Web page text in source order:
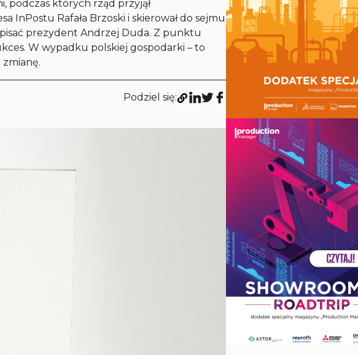
podczas których rząd przyjął
InPostu Rafała Brzoski i skierował do sejmu
prezydent Andrzej Duda. Z punktu
W wypadku polskiej gospodarki – to
Podziel się: